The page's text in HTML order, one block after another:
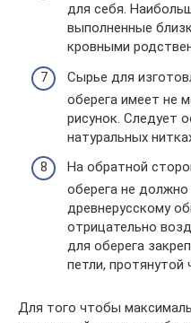
для себя.
выполненные
кровными
Сырье для
оберега имеет не
рисунок. Следует
натуральных
На обратной
оберега не
древнерусскому
отрицательно
для оберега
петли, протянутой
Для того чтобы